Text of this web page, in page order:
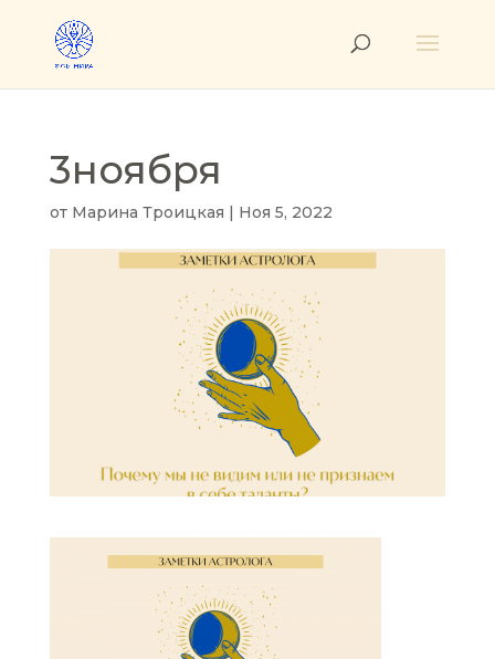
3ноября
от Марина Троицкая | Ноя 5, 2022